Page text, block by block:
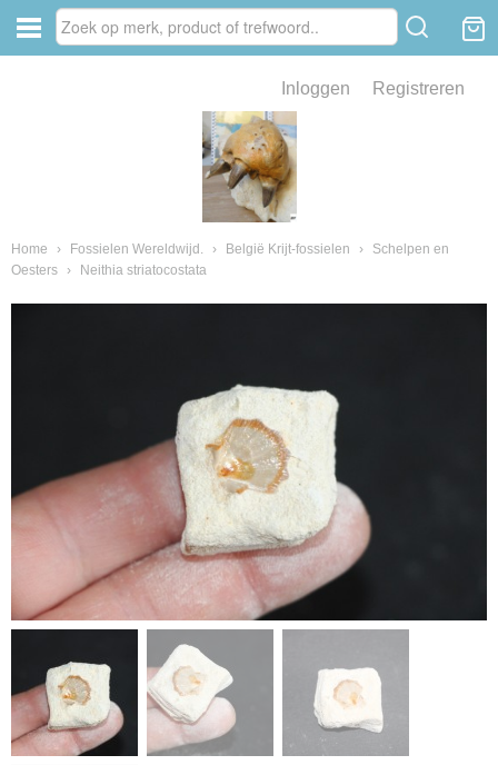
Inloggen Registreren
Home › Fossielen Wereldwijd. › België Krijt-fossielen ›
Schelpen en
Oesters
› Neithia striatocostata
van fossielen en mineralen